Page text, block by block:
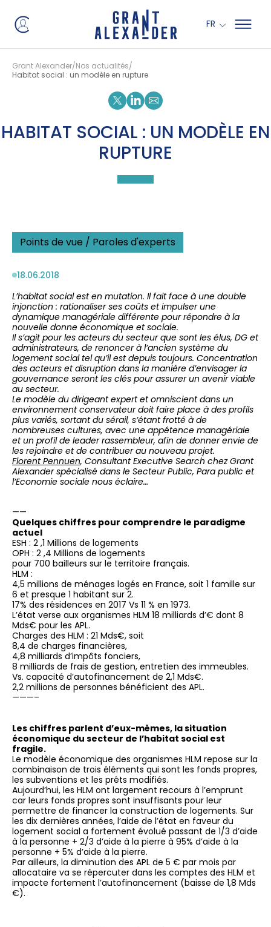
FR
Grant Alexander Nos actualités
Habitat social : un modèle en rupture
Partager sur X
Partager sur Linkedin
HABITAT SOCIAL : UN MODÈLE EN
RUPTURE
Points de vue / Paroles d'experts
18.06.2018
L’habitat social est en mutation. Il fait face à une double
injonction : rationaliser ses coûts et impulser une
dynamique managériale différente pour répondre à la
nouvelle donne économique et sociale.
Il s’agit pour les acteurs du secteur que sont les élus, DG et
administrateurs, de renoncer à l’ancien système du
logement social tel qu’il est depuis toujours. Concentration
des acteurs et disruption dans la manière d’envisager la
gouvernance seront les clés pour assurer un avenir viable
au secteur.
Le modèle du dirigeant expert et omniscient dans un
environnement conservateur doit faire place à des profils
plus variés, sortant du sérail, s’étant frotté à de
nombreuses cultures, avec une appétence managériale
et un profil de leader rassembleur, afin de donner envie de
les rejoindre et de contribuer au nouveau projet.
Florent Pennuen, Consultant Executive Search chez Grant
Alexander spécialisé dans le Secteur Public, Para public et
l’Economie sociale nous éclaire…
——
Quelques chiffres pour comprendre le paradigme
actuel
ESH : 2 ,1 Millions de logements
OPH : 2 ,4 Millions de logements
pour 700 bailleurs sur le territoire français.
HLM :
4,5 millions de ménages logés en France, soit 1 famille sur
6 et presque 1 habitant sur 2.
17% des résidences en 2017 Vs 11 % en 1973.
L’état verse aux organismes HLM 18 milliards d’€ dont 8
Mds€ pour les APL.
Charges des HLM : 21 Mds€, soit
8,4 de charges financières,
4,8 milliards d’impôts fonciers,
8 milliards de frais de gestion, entretien des immeubles.
Vs. capacité d’autofinancement de 2,1 Mds€.
2,2 millions de personnes bénéficient des APL.
———–
Les chiffres parlent d’eux-mêmes, la situation
économique du secteur de l’habitat social est
fragile.
Le modèle économique des organismes HLM repose sur la
combinaison de trois éléments qui sont les fonds propres,
les subventions et les prêts modifiés.
Aujourd’hui, les HLM ont largement recours à l’emprunt
car leurs fonds propres sont insuffisants pour leur
permettre de financer la construction de logements. Sur
les dix dernières années, l’aide de l’état en faveur du
logement social a fortement évolué passant de 1/3 d’aide
à la personne + 2/3 d’aide à la pierre à 95% d’aide à la
personne + 5% d’aide à la pierre.
Par ailleurs, la diminution des APL de 5 € par mois par
allocataire va se répercuter dans les comptes des HLM et
impacte fortement l’autofinancement (baisse de 1,8 Mds
€).